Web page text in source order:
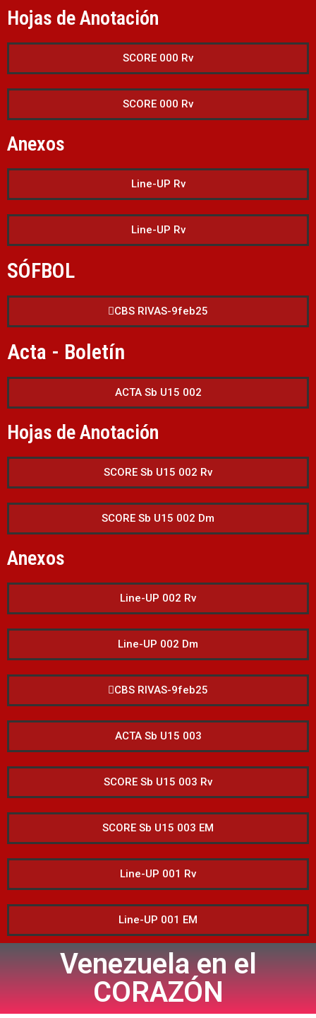
Hojas de Anotación
SCORE 000 Rv
SCORE 000 Rv
Anexos
Line-UP Rv
Line-UP Rv
SÓFBOL
CBS RIVAS-9feb25
Acta - Boletín
ACTA Sb U15 002
Hojas de Anotación
SCORE Sb U15 002 Rv
SCORE Sb U15 002 Dm
Anexos
Line-UP 002 Rv
Line-UP 002 Dm
CBS RIVAS-9feb25
ACTA Sb U15 003
SCORE Sb U15 003 Rv
SCORE Sb U15 003 EM
Line-UP 001 Rv
Line-UP 001 EM
Venezuela en el
CORAZÓN